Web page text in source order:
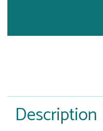
Description